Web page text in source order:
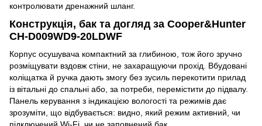
контролювати дренажний шланг.
Конструкція, бак та догляд за Cooper&Hunter
CH-D009WD9-20LDWF
Корпус осушувача компактний за глибиною, тож його зручно
розміщувати вздовж стіни, не захаращуючи прохід. Вбудовані
коліщатка й ручка дають змогу без зусиль перекотити прилад
із вітальні до спальні або, за потреби, перемістити до підвалу.
Панель керування з індикацією вологості та режимів дає
зрозуміти, що відбувається: видно, який режим активний, чи
підключений Wi-Fi, чи не заповнений бак.